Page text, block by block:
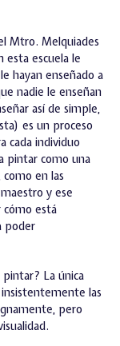
Mtro. Melquiades
esta escuela le
hayan enseñado a
nadie le enseñan
así de simple,
es un proceso
cada individuo
pintar como una
en las
y ese
cómo está
poder
La única
las
pero